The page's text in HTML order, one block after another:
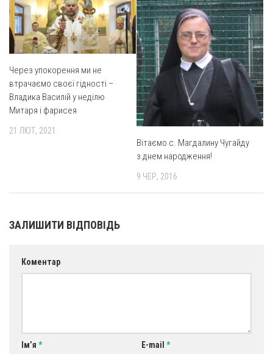
Через упокорення ми не
втрачаємо своєї гідності –
Владика Василій у неділю
Митаря і фарисея
21 ЛЮТ, 2021
Вітаємо с. Магдалину Чугайду
з днем народження!
9 ЧЕР, 2016
ЗАЛИШИТИ ВІДПОВІДЬ
Коментар
Ім’я * E-mail *